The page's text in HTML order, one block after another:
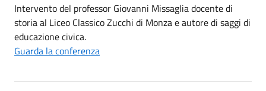
Intervento del professor Giovanni Missaglia docente di
storia al Liceo Classico Zucchi di Monza e autore di saggi di
educazione civica.
Guarda la conferenza